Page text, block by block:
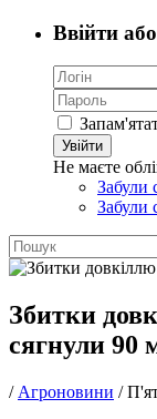
Ввійти
Увійти
Не маєте
Забули
Забули
Збитки
сягнули 90
/ Агроновини /